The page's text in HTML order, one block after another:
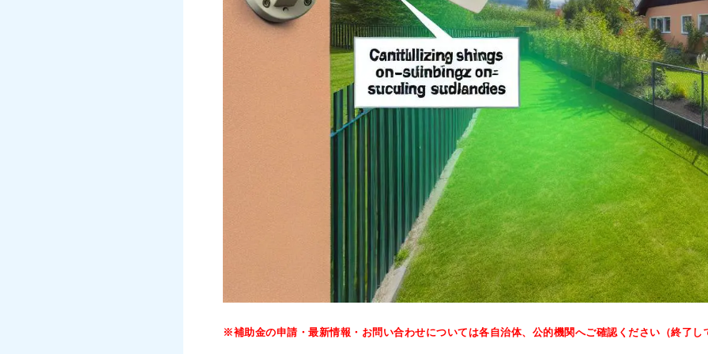
※補助金の申請・最新情報・お問い合わせについては各自治体、公的機関へご確認ください（終了し